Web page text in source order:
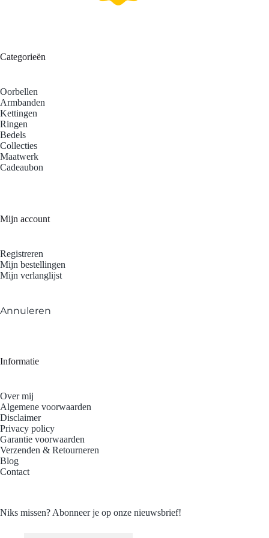
Categorieën
Oorbellen
Armbanden
Kettingen
Ringen
Bedels
Collecties
Maatwerk
Cadeaubon
Mijn account
Registreren
Mijn bestellingen
Mijn verlanglijst
Annuleren
Informatie
Over mij
Algemene voorwaarden
Disclaimer
Privacy policy
Garantie voorwaarden
Verzenden & Retourneren
Blog
Contact
Niks missen? Abonneer je op onze nieuwsbrief!